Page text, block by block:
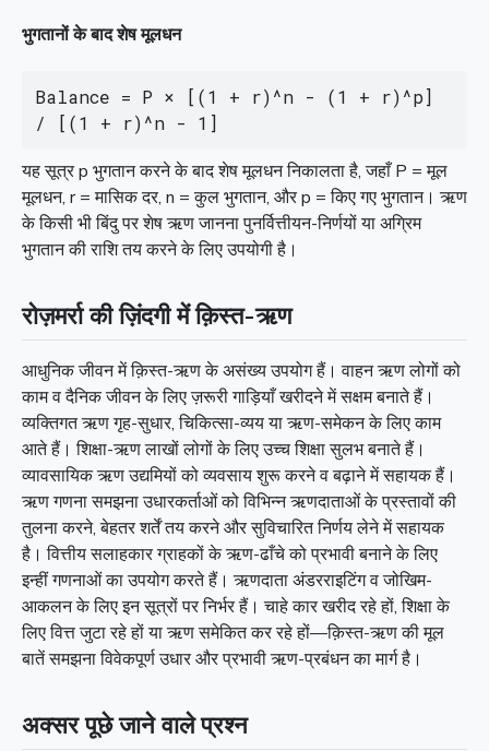
भुगतानों के बाद शेष मूलधन
Balance = P × [(1 + r)^n - (1 + r)^p]
/ [(1 + r)^n - 1]
यह सूत्र p भुगतान करने के बाद शेष मूलधन निकालता है, जहाँ P = मूल
मूलधन, r = मासिक दर, n = कुल भुगतान, और p = किए गए भुगतान। ऋण
के किसी भी बिंदु पर शेष ऋण जानना पुनर्वित्तीयन-निर्णयों या अग्रिम
भुगतान की राशि तय करने के लिए उपयोगी है।
रोज़मर्रा की ज़िंदगी में क़िस्त-ऋण
आधुनिक जीवन में क़िस्त-ऋण के असंख्य उपयोग हैं। वाहन ऋण लोगों को
काम व दैनिक जीवन के लिए ज़रूरी गाड़ियाँ खरीदने में सक्षम बनाते हैं।
व्यक्तिगत ऋण गृह-सुधार, चिकित्सा-व्यय या ऋण-समेकन के लिए काम
आते हैं। शिक्षा-ऋण लाखों लोगों के लिए उच्च शिक्षा सुलभ बनाते हैं।
व्यावसायिक ऋण उद्यमियों को व्यवसाय शुरू करने व बढ़ाने में सहायक हैं।
ऋण गणना समझना उधारकर्ताओं को विभिन्न ऋणदाताओं के प्रस्तावों की
तुलना करने, बेहतर शर्तें तय करने और सुविचारित निर्णय लेने में सहायक
है। वित्तीय सलाहकार ग्राहकों के ऋण-ढाँचे को प्रभावी बनाने के लिए
इन्हीं गणनाओं का उपयोग करते हैं। ऋणदाता अंडरराइटिंग व जोखिम-
आकलन के लिए इन सूत्रों पर निर्भर हैं। चाहे कार खरीद रहे हों, शिक्षा के
लिए वित्त जुटा रहे हों या ऋण समेकित कर रहे हों—क़िस्त-ऋण की मूल
बातें समझना विवेकपूर्ण उधार और प्रभावी ऋण-प्रबंधन का मार्ग है।
अक्सर पूछे जाने वाले प्रश्न